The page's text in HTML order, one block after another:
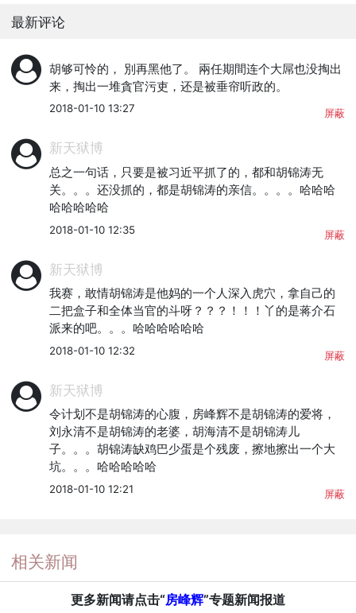
最新评论
胡够可怜的， 別再黑他了。 兩任期間连个大屌也没掏出
来，掏出一堆貪官污吏，还是被垂帘听政的。
2018-01-10 13:27 屏蔽
新天狱博
总之一句话，只要是被习近平抓了的，都和胡锦涛无
关。。。还没抓的，都是胡锦涛的亲信。。。。哈哈哈
哈哈哈哈哈
2018-01-10 12:35 屏蔽
新天狱博
我赛，敢情胡锦涛是他妈的一个人深入虎穴，拿自己的
二把盒子和全体当官的斗呀？？？！！！丫的是蒋介石
派来的吧。。。哈哈哈哈哈哈
2018-01-10 12:32 屏蔽
新天狱博
令计划不是胡锦涛的心腹，房峰辉不是胡锦涛的爱将，
刘永清不是胡锦涛的老婆，胡海清不是胡锦涛儿
子。。。胡锦涛缺鸡巴少蛋是个残废，擦地擦出一个大
坑。。。哈哈哈哈哈
2018-01-10 12:21 屏蔽
相关新闻
更多新闻请点击“房峰辉”专题新闻报道